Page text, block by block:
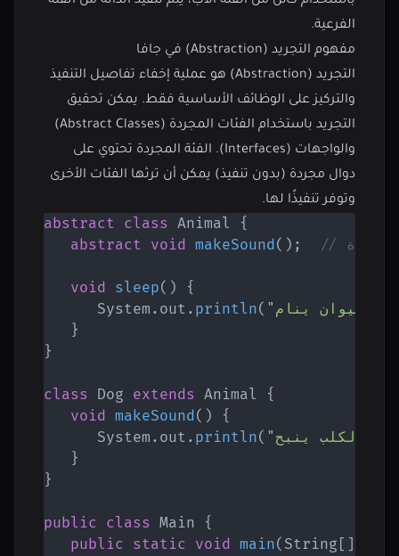
الفرعية.
مفهوم التجريد (Abstraction) في جافا
التجريد (Abstraction) هو عملية إخفاء تفاصيل التنفيذ
والتركيز على الوظائف الأساسية فقط. يمكن تحقيق
التجريد باستخدام الفئات المجردة (Abstract Classes)
والواجهات (Interfaces). الفئة المجردة تحتوي على
دوال مجردة (بدون تنفيذ) يمكن أن ترثها الفئات الأخرى
وتوفر تنفيذًا لها.
abstract class Animal
{
abstract void makeSound( ) ; مجردة
void sleep( )
{
System . out . println(
}
}
class Dog extends Animal
{
void makeSound( )
{
System . out . println(
}
}
public class Main
{
public static void main( String